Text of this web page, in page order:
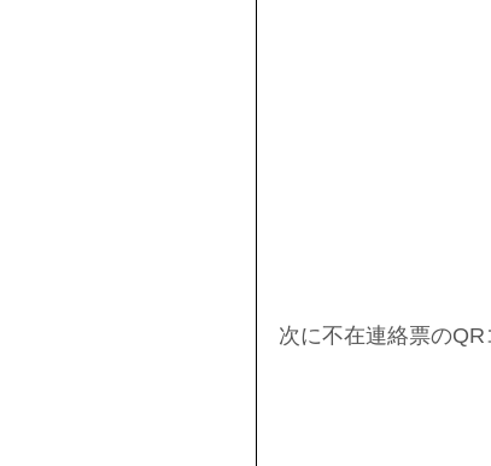
次に不在連絡票のQR